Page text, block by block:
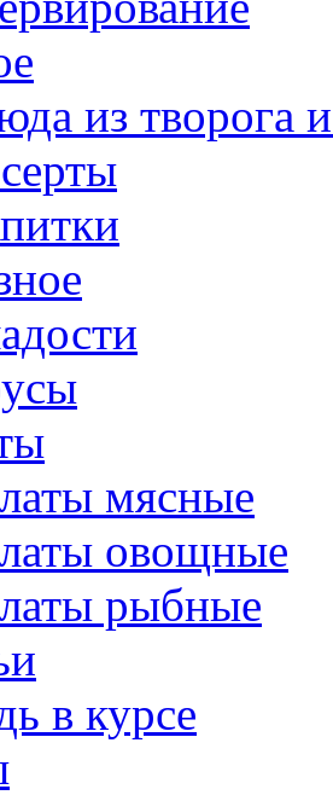
из творога
мясные
овощные
рыбные
в курсе